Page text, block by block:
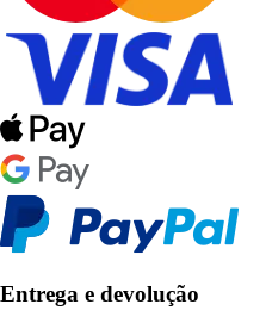
Entrega e devolução